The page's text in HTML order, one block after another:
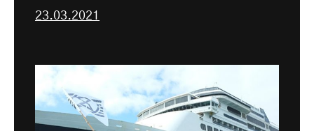
23.03.2021